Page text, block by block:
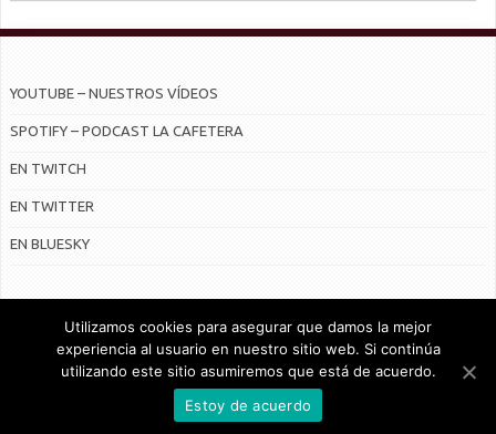
YOUTUBE – NUESTROS VÍDEOS
SPOTIFY – PODCAST LA CAFETERA
EN TWITCH
EN TWITTER
EN BLUESKY
© Radiocable en Internet S.L.
CONTRATO DE SERVICIOS Y POLÍTICA DE PRIVACIDAD
Utilizamos cookies para asegurar que damos la mejor
experiencia al usuario en nuestro sitio web. Si continúa
utilizando este sitio asumiremos que está de acuerdo.
Estoy de acuerdo